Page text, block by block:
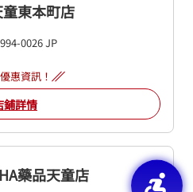
東本町店
994-0026JP
惠資訊！
鋪詳情
藥品天童店